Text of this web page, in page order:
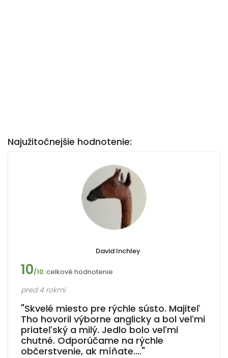
Najužitočnejšie hodnotenie:
David Inchley
10/10 celkové hodnotenie
pred 4 rokmi
"Skvelé miesto pre rýchle sústo. Majiteľ
Tho hovoril výborne anglicky a bol veľmi
priateľský a milý. Jedlo bolo veľmi
chutné. Odporúčame na rýchle
občerstvenie, ak míňate.…"